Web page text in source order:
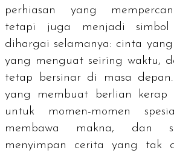
perhiasan yang
tetapi juga menjadi simbol
dihargai selamanya: cinta
yang menguat seiring waktu,
tetap bersinar di masa
yang membuat berlian kerap
untuk momen-momen
membawa makna, dan
menyimpan cerita yang tak